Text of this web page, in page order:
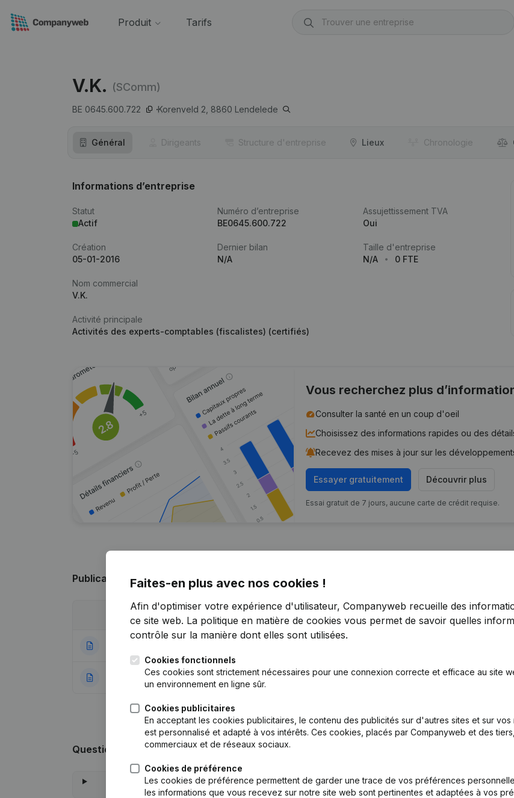
Produit Tarifs
V.K. (SComm)
BE 0645.600.722 Korenveld 2, 8860 Lendelede
Général Dirigeants Structure d'entreprise Lieux Chronologie
Informations d’entreprise
Statut
Actif
Numéro d’entreprise
BE0645.600.722
Assujettissement TVA
Oui
Création
05-01-2016
Dernier bilan
N/A
Taille d'entreprise
N/A
0 FTE
Nom commercial
V.K.
Activité principale
Activités des experts-comptables (fiscalistes) (certifiés)
Vous recherchez plus
Consulter la santé en un coup d'oeil
Choisissez des informations rapides ou des
Recevez des mises à jour sur les
Essayer gratuitement Découvrir plus
Essai gratuit de 7 jours, aucune carte de crédit requise.
Publicationsde V.K.
Publication
08-01-2016 Rubrique Constitution (Nouvelle Personne Morale, Ouverture Succursale,
Questions fréquemment posées
Quel est le numéro de TVA de V.K.?
Faites-en plus avec nos cookies !
Afin d'optimiser votre expérience d'utilisateur, Companyweb recueille des
ce site web. La politique en matière de cookies vous permet de savoir quelles
contrôle sur la manière dont elles sont utilisées.
Cookies fonctionnels
Ces cookies sont strictement nécessaires pour une connexion correcte et efficace au site
un environnement en ligne sûr.
Cookies publicitaires
En acceptant les cookies publicitaires, le contenu des publicités sur d'autres sites et sur vos
est personnalisé et adapté à vos intérêts. Ces cookies, placés par Companyweb et des
commerciaux et de réseaux sociaux.
Cookies de préférence
Les cookies de préférence permettent de garder une trace de vos préférences
les informations que vous recevez sur notre site web sont pertinentes et adaptées à vos